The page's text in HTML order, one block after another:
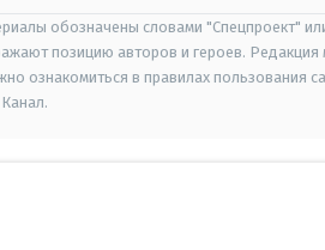
обозначены словами "Спецпроект"
позицию авторов и героев.
ознакомиться в правилах